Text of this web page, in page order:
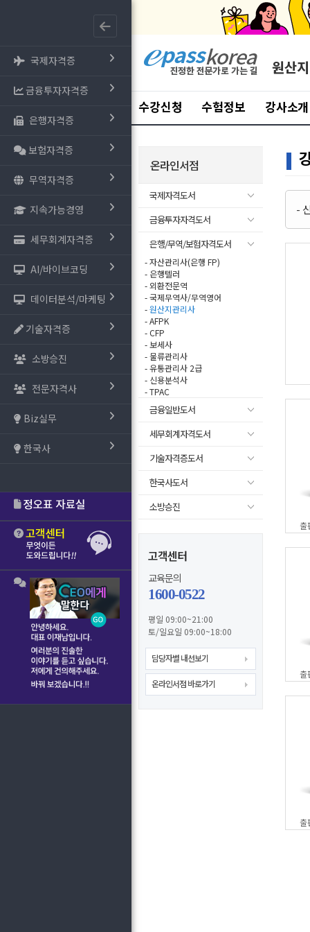
국제자격증
금융투자자격증
은행자격증
보험자격증
무역자격증
지속가능경영
세무회계자격증
AI/바이브코딩
데이터분석/마케팅
기술자격증
소방승진
전문자격사
Biz실무
한국사
원산
수강신청 수험정보 강사소개
온라인서점
국제자격도서
금융투자자격도서
은행/무역/보험자격도서
- 자산관리사(은행 FP)
- 은행텔러
- 외환전문역
- 국제무역사/무역영어
-원산지관리사
- AFPK
- CFP
- 보세사
- 물류관리사
- 유통관리사 2급
- 신용분석사
- TPAC
금융일반도서
세무회계자격도서
기술자격증도서
한국사도서
소방승진
고객센터
교육문의
1600-0522
평일 09:00~21:00
토/일요일 09:00~18:00
담당자별 내선보기
온라인서점 바로가기
-
출
출
출